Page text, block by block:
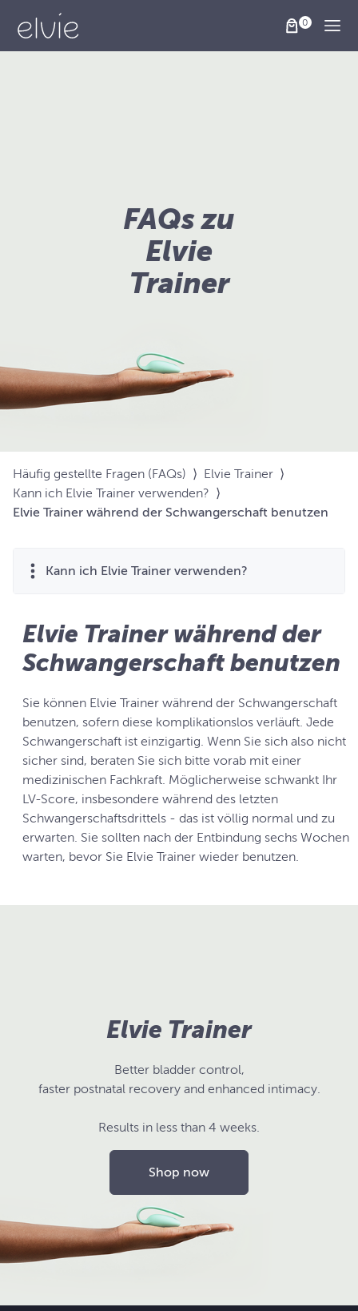
FAQs zu
Elvie
Trainer
Häufig gestellte Fragen (FAQs) ⟩ Elvie Trainer ⟩
Kann ich Elvie Trainer verwenden? ⟩
Elvie Trainer während der Schwangerschaft benutzen
Kann ich Elvie Trainer verwenden?
Elvie Trainer während der
Schwangerschaft benutzen
Sie können Elvie Trainer während der Schwangerschaft
benutzen, sofern diese komplikationslos verläuft. Jede
Schwangerschaft ist einzigartig. Wenn Sie sich also nicht
sicher sind, beraten Sie sich bitte vorab mit einer
medizinischen Fachkraft. Möglicherweise schwankt Ihr
LV-Score, insbesondere während des letzten
Schwangerschaftsdrittels - das ist völlig normal und zu
erwarten. Sie sollten nach der Entbindung sechs Wochen
warten, bevor Sie Elvie Trainer wieder benutzen.
Elvie Trainer
Better bladder control,
faster postnatal recovery and enhanced intimacy.
Results in less than 4 weeks.
Shop now